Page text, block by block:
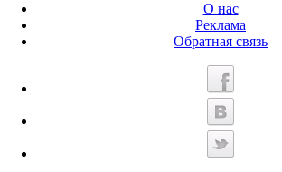
О нас
Реклама
Обратная связь